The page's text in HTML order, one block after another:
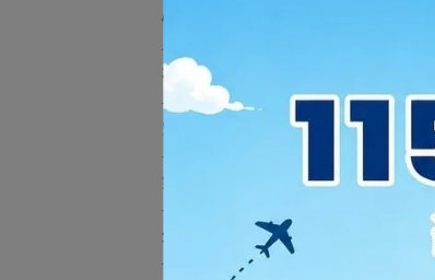
性別揭曉
花禮
空飄組合球串
氣球派對商品
外出會場佈置